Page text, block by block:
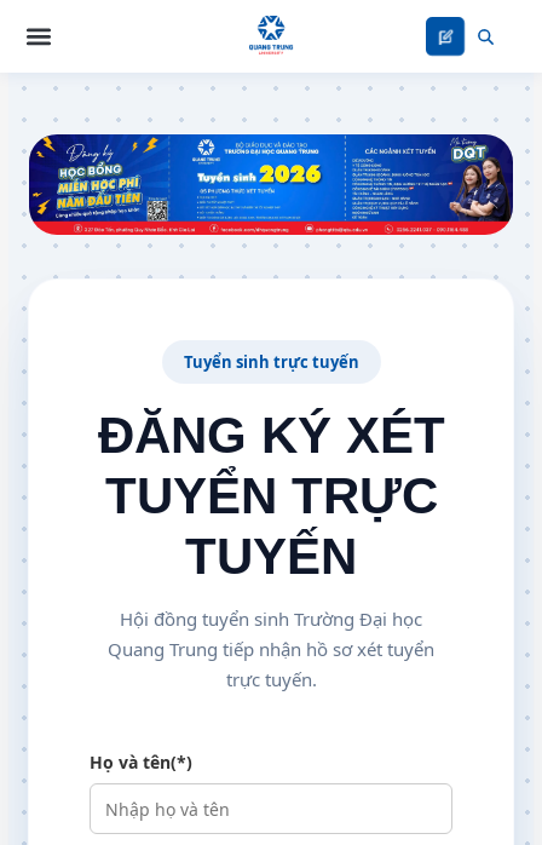
dung
Tuyển sinh trực tuyến
ĐĂNG KÝ XÉT
TUYỂN TRỰC
TUYẾN
Hội đồng tuyển sinh Trường Đại học
Quang Trung tiếp nhận hồ sơ xét tuyển
trực tuyến.
Họ và tên(*)